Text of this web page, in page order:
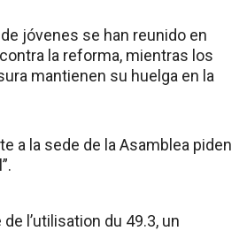
jóvenes se han reunido en
la reforma, mientras los
mantienen su huelga en la
a la sede de la Asamblea piden
de l’utilisation du 49.3, un